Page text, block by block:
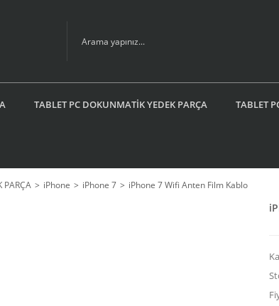
TABLET PC DOKUNMATİK YEDEK PARÇA TABLET
PARÇA iPhone iPhone 7 iPhone 7 Wifi Anten Film Kablo